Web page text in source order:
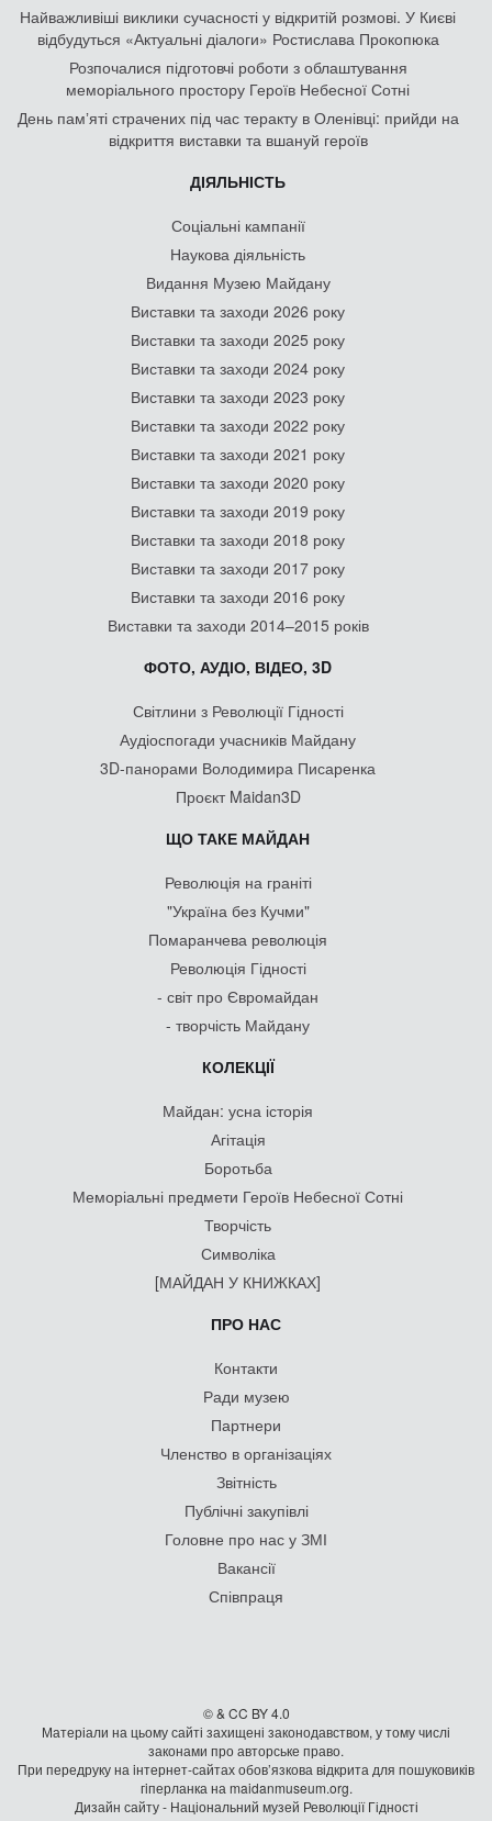
Найважливіші виклики сучасності у відкритій розмові. У Києві
відбудуться «Актуальні діалоги» Ростислава Прокопюка
Розпочалися підготовчі роботи з облаштування
меморіального простору Героїв Небесної Сотні
День памʼяті страчених під час теракту в Оленівці: прийди на
відкриття виставки та вшануй героїв
ДІЯЛЬНІСТЬ
Соціальні кампанії
Наукова діяльність
Видання Музею Майдану
Виставки та заходи 2026 року
Виставки та заходи 2025 року
Виставки та заходи 2024 року
Виставки та заходи 2023 року
Виставки та заходи 2022 року
Виставки та заходи 2021 року
Виставки та заходи 2020 року
Виставки та заходи 2019 року
Виставки та заходи 2018 року
Виставки та заходи 2017 року
Виставки та заходи 2016 року
Виставки та заходи 2014–2015 років
ФОТО, АУДІО, ВІДЕО, 3D
Світлини з Революції Гідності
Аудіоспогади учасників Майдану
3D-панорами Володимира Писаренка
Проєкт Maidan3D
ЩО ТАКЕ МАЙДАН
Революція на граніті
"Україна без Кучми"
Помаранчева революція
Революція Гідності
- світ про Євромайдан
- творчість Майдану
КОЛЕКЦІЇ
Майдан: усна історія
Агітація
Боротьба
Меморіальні предмети Героїв Небесної Сотні
Творчість
Символіка
[МАЙДАН У КНИЖКАХ]
ПРО НАС
Контакти
Ради музею
Партнери
Членство в організаціях
Звітність
Публічні закупівлі
Головне про нас у ЗМІ
Вакансії
Співпраця
© & CC BY 4.0
Матеріали на цьому сайті захищені законодавством, у тому числі
законами про авторське право.
При передруку на iнтернет-сайтах обов’язкова відкрита для пошуковиків
гiперланка на maidanmuseum.org.
Дизайн сайту - Національний музей Революції Гідності